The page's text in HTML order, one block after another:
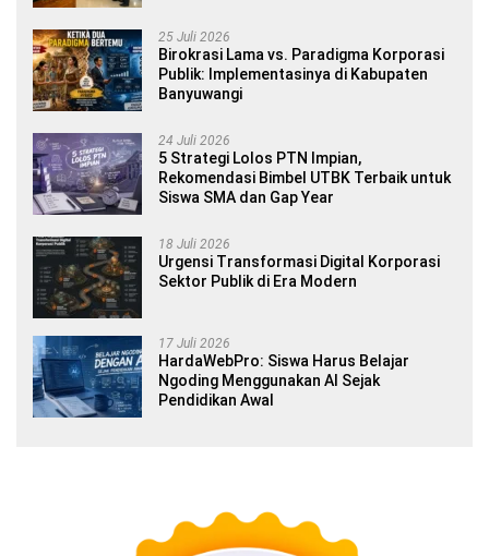
25 Juli 2026
Birokrasi Lama vs. Paradigma Korporasi
Publik: Implementasinya di Kabupaten
Banyuwangi
24 Juli 2026
5 Strategi Lolos PTN Impian,
Rekomendasi Bimbel UTBK Terbaik untuk
Siswa SMA dan Gap Year
18 Juli 2026
Urgensi Transformasi Digital Korporasi
Sektor Publik di Era Modern
17 Juli 2026
HardaWebPro: Siswa Harus Belajar
Ngoding Menggunakan AI Sejak
Pendidikan Awal